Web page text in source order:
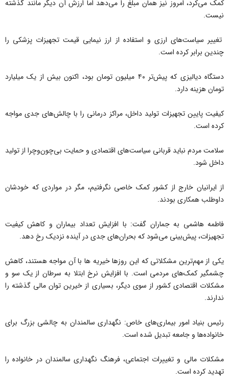
کمک می‌کرد، امروز نیز همان مبلغ را می‌دهد اما ارزش آن دیگر مانند گذشته
نیست.
تغییر سیاست‌های ارزی و استفاده از ارز نیمایی قیمت تجهیزات پزشکی را
چندین برابر کرده است.
دستگاه دیالیزی که پیش‌تر ۴۰ میلیون تومان بود، اکنون بیش از یک میلیارد
تومان هزینه دارد.
کیفیت پایین تجهیزات تولید داخل، مراکز درمانی را با چالش‌های جدی مواجه
کرده است.
سلامت مردم نباید قربانی سیاست‌های اقتصادی و حمایت بی‌چون‌وچرا از تولید
داخل شود.
از ایرانیان خارج از کشور کمک خاصی نگرفتیم، مگر در مواردی که خودشان
داوطلب همکاری بودند.
فاطمه هاشمی به جماران گفت: با افزایش تعداد بیماران و کاهش کیفیت
تجهیزات، پیش‌بینی می‌شود که بحران‌های جدی در آینده نزدیک رخ دهد.
یکی از مهم‌ترین مشکلاتی که این روزها خیریه ها با آن مواجه هستند، کاهش
چشمگیر کمک‌های مردمی است. با افزایش نرخ ابتلا به سرطان از یک سو و
مشکلات اقتصادی کشور از سوی دیگر، بسیاری از خیرین توان مالی گذشته را
ندارند.
رئیس بنیاد امور بیماری‌های خاص: نگهداری سالمندان به چالشی بزرگ برای
خانواده‌ها و جامعه تبدیل شده است.
مشکلات مالی و تغییرات اجتماعی، فرهنگ نگهداری سالمندان در خانواده را
تهدید کرده است.